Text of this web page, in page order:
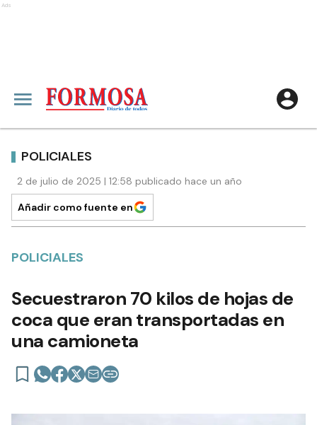
Ads
POLICIALES
2 de julio de 2025 | 12:58 publicado hace un año
Añadir como fuente en
POLICIALES
Secuestraron 70 kilos de hojas de
coca que eran transportadas en
una camioneta